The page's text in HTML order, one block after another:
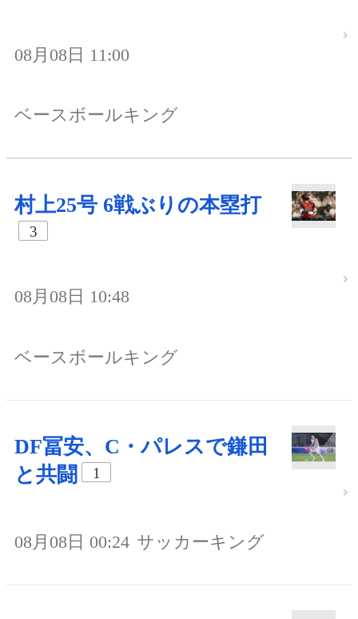
08月08日 11:00
ベースボールキング
村上25号 6戦ぶりの本塁打
3
08月08日 10:48
ベースボールキング
DF冨安、C・パレスで鎌田
と共闘
1
08月08日 00:24 サッカーキング